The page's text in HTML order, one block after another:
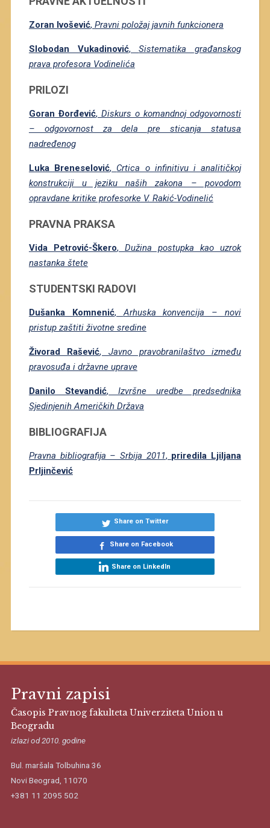
Zoran Ivošević, Pravni položaj javnih funkcionera
Slobodan Vukadinović,Sistematika građanskog
prava profesora Vodinelića
PRILOZI
Gorаn Đorđević, Diskurs o komandnoj odgovornosti
– odgovornost za dela pre sticanja statusa
nadređenog
Luka Breneselović, Crtica o infinitivu i analitičkoj
konstrukciji u jeziku naših zakona – povodom
opravdane kritike profesorke V. Rakić-Vodinelić
PRAVNA PRAKSA
Vida Petrović-Škero, Dužina postupka kao uzrok
nastanka štete
STUDENTSKI RADOVI
Dušanka Komnenić,Arhuska konvencija – novi
pristup zaštiti životne sredine
Živorad Rašević, Javno pravobranilaštvo između
pravosuđa i državne uprave
Danilo Stevandić, Izvršne uredbe predsednika
Sjedinjenih Američkih Država
BIBLIOGRAFIJA
Pravna bibliografija – Srbija 2011, priredila Ljiljana
Prljinčević
Share on Twitter
Share on Facebook
Share on LinkedIn
Pravni zapisi
Časopis Pravnog fakulteta Univerziteta Union u
Beogradu
izlazi od 2010. godine
Bul. maršala Tolbuhina 36
Novi Beograd, 11070
+381 11 2095 502